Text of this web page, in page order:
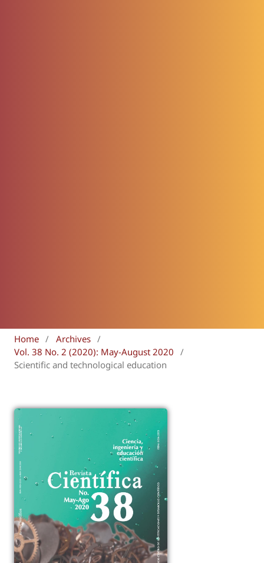
Home / Archives /
Vol. 38 No. 2 (2020): May-August 2020
/
Scientific and technological education